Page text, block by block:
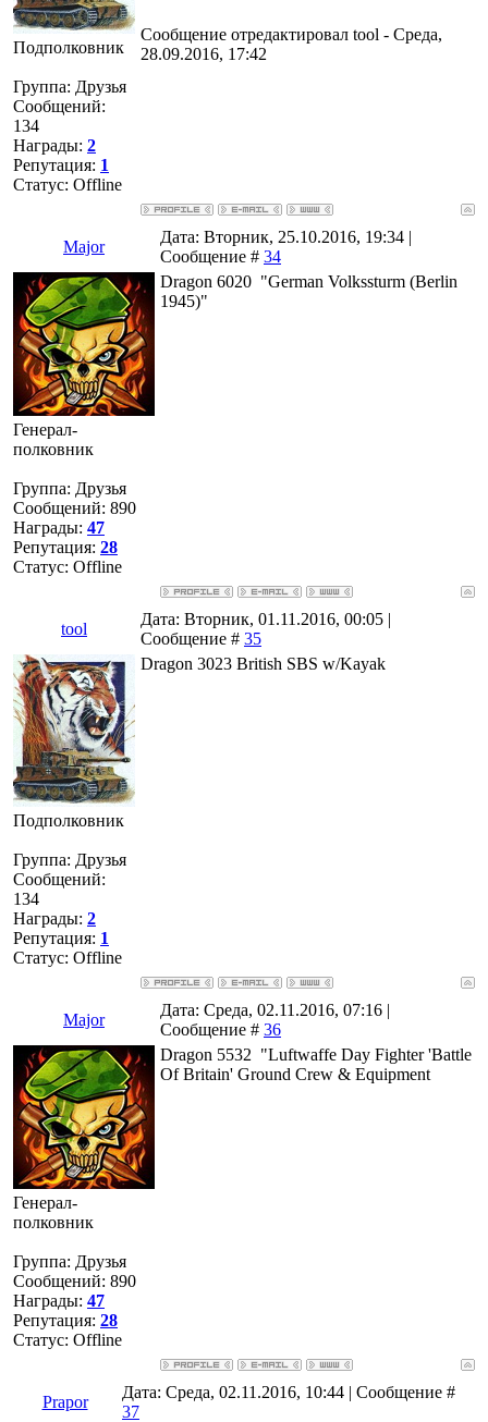
Подполковник
Группа: Друзья
Сообщений:
134
Награды: 2
Репутация: 1
Статус: Offline
Сообщение отредактировал tool - Среда,
28.09.2016, 17:42
Major
Дата: Вторник, 25.10.2016, 19:34 |
Сообщение # 34
Генерал-
полковник
Группа: Друзья
Сообщений: 890
Награды: 47
Репутация: 28
Статус: Offline
Dragon 6020 "German Volkssturm (Berlin
1945)"
tool
Дата: Вторник, 01.11.2016, 00:05 |
Сообщение # 35
Подполковник
Группа: Друзья
Сообщений:
134
Награды: 2
Репутация: 1
Статус: Offline
Dragon 3023 British SBS w/Kayak
Major
Дата: Среда, 02.11.2016, 07:16 |
Сообщение # 36
Генерал-
полковник
Группа: Друзья
Сообщений: 890
Награды: 47
Репутация: 28
Статус: Offline
Dragon 5532 "Luftwaffe Day Fighter 'Battle
Of Britain' Ground Crew & Equipment
Prapor
Дата: Среда, 02.11.2016, 10:44 | Сообщение #
37